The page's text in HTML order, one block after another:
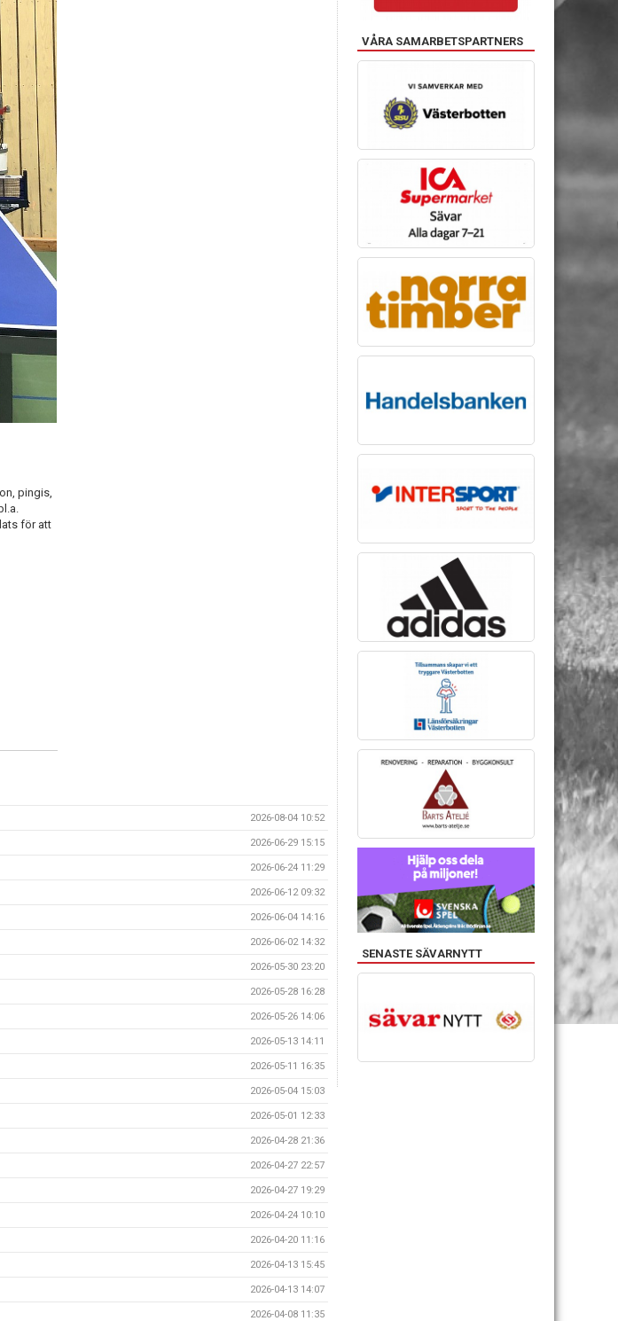
pingis,
för att
2026-08-04 10:52
2026-06-29 15:15
2026-06-24 11:29
2026-06-12 09:32
2026-06-04 14:16
2026-06-02 14:32
2026-05-30 23:20
2026-05-28 16:28
2026-05-26 14:06
2026-05-13 14:11
2026-05-11 16:35
2026-05-04 15:03
2026-05-01 12:33
2026-04-28 21:36
2026-04-27 22:57
2026-04-27 19:29
2026-04-24 10:10
2026-04-20 11:16
2026-04-13 15:45
2026-04-13 14:07
2026-04-08 11:35
VÅRA SAMARBETSPARTNERS
SENASTE SÄVARNYTT